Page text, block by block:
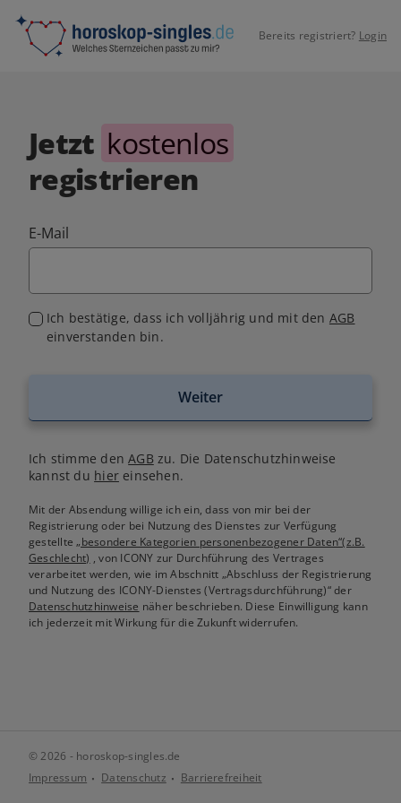
Bereits registriert? Login
Jetzt kostenlos
registrieren
E-Mail
Ich bestätige, dass ich volljährig und mit den AGB
einverstanden bin.
Weiter
Ich stimme denAGB zu. Die Datenschutzhinweise
kannst du hiereinsehen.
Mit der Absendung willige ich ein, dass von mir bei der
Registrierung oder bei Nutzung des Dienstes zur Verfügung
gestellte„besondere Kategorien personenbezogener Daten“(z.B.
Geschlecht) , von ICONY zur Durchführung des Vertrages
verarbeitet werden, wie im Abschnitt „Abschluss der Registrierung
und Nutzung des ICONY-Dienstes (Vertragsdurchführung)“ der
Datenschutzhinweise näher beschrieben. Diese Einwilligung kann
ich jederzeit mit Wirkung für die Zukunft widerrufen.
© 2026 - horoskop-singles.de
Impressum
Datenschutz Barrierefreiheit